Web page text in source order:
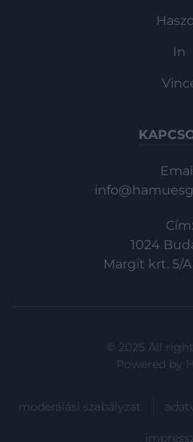
In
Cím:
1024
Margit krt. 5/
© 2025 All
Powered by
moderálási szabályzat